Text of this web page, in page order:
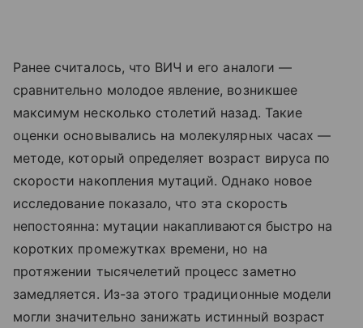
Ранее считалось, что ВИЧ и его аналоги —
сравнительно молодое явление, возникшее
максимум несколько столетий назад. Такие
оценки основывались на молекулярных часах —
методе, который определяет возраст вируса по
скорости накопления мутаций. Однако новое
исследование показало, что эта скорость
непостоянна: мутации накапливаются быстро на
коротких промежутках времени, но на
протяжении тысячелетий процесс заметно
замедляется. Из-за этого традиционные модели
могли значительно занижать истинный возраст